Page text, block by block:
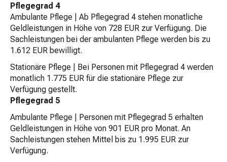
Pflegegrad 4
Ambulante Pflege | Ab Pflegegrad 4 stehen monatliche
Geldleistungen in Höhe von 728 EUR zur Verfügung. Die
Sachleistungen bei der ambulanten Pflege werden bis zu
1.612 EUR bewilligt.
Stationäre Pflege | Bei Personen mit Pflegegrad 4 werden
monatlich 1.775 EUR für die stationäre Pflege zur
Verfügung gestellt.
Pflegegrad 5
Ambulante Pflege | Personen mit Pflegegrad 5 erhalten
Geldleistungen in Höhe von 901 EUR pro Monat. An
Sachleistungen stehen Mittel bis zu 1.995 EUR zur
Verfügung.